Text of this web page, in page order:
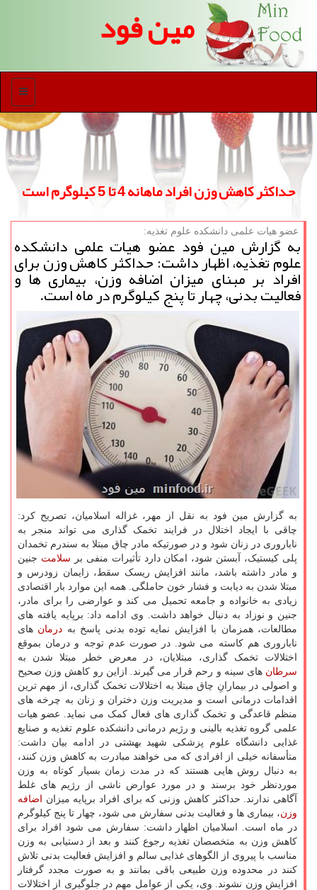
مین فود
منو
حداكثر كاهش وزن افراد ماهانه 4 تا 5 كیلوگرم است
عضو هیات علمی دانشكده علوم تغذیه:
به گزارش مین فود عضو هیات علمی دانشكده
علوم تغذیه، اظهار داشت: حداكثر كاهش وزن برای
افراد بر مبنای میزان اضافه وزن، بیماری ها و
فعالیت بدنی، چهار تا پنج كیلوگرم در ماه است.
به گزارش مین فود به نقل از مهر، غزاله اسلامیان، تصریح کرد:
چاقی با ایجاد اختلال در فرایند تخمک گذاری می تواند منجر به
ناباروری در زنان شود و در صورتیکه مادر چاق مبتلا به سندرم تخمدان
پلی کیستیک، آبستن شود، امکان دارد تأثیرات منفی بر سلامت جنین
و مادر داشته باشد، مانند افزایش ریسک سقط، زایمان زودرس و
مبتلا شدن به دیابت و فشار خون حاملگی. همه این موارد بار اقتصادی
زیادی به خانواده و جامعه تحمیل می کند و عوارضی را برای مادر،
جنین و نوزاد به دنبال خواهد داشت. وی ادامه داد: برپایه یافته های
مطالعات، همزمان با افزایش نمایه توده بدنی پاسخ به درمان های
ناباروری هم کاسته می شود. در صورت عدم توجه و درمان بموقع
اختلالات تخمک گذاری، مبتلایان، در معرض خطر مبتلا شدن به
سرطان های سینه و رحم قرار می گیرند. ازاین رو کاهش وزن صحیح
و اصولی در بیمارانِ چاق مبتلا به اختلالات تخمک گذاری، از مهم ترین
اقدامات درمانی است و مدیریت وزن دختران و زنان به چرخه های
منظم قاعدگی و تخمک گذاری های فعال کمک می نماید. عضو هیات
علمی گروه تغذیه بالینی و رژیم درمانی دانشکده علوم تغذیه و صنایع
غذایی دانشگاه علوم پزشکی شهید بهشتی در ادامه بیان داشت:
متأسفانه خیلی از افرادی که می خواهند مبادرت به کاهش وزن کنند،
به دنبال روش هایی هستند که در مدت زمان بسیار کوتاه به وزن
موردنظر خود برسند و در مورد عوارض ناشی از رژیم های غلط
آگاهی ندارند. حداکثر کاهش وزنی که برای افراد برپایه میزان
اضافه
وزن، بیماری ها و فعالیت بدنی سفارش می شود، چهار تا پنج کیلوگرم
در ماه است. اسلامیان اظهار داشت: سفارش می شود افراد برای
کاهش وزن به متخصصان تغذیه رجوع کنند و بعد از دستیابی به وزن
مناسب با پیروی از الگوهای غذایی سالم و افزایش فعالیت بدنی تلاش
کنند در محدوده وزن طبیعی باقی بمانند و به صورت مجدد گرفتار
افزایش وزن نشوند. وی، یکی از عوامل مهم در جلوگیری از اختلالات